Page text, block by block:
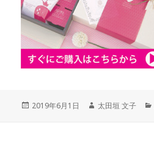
投
2019年6月1日
作
太田垣 文子